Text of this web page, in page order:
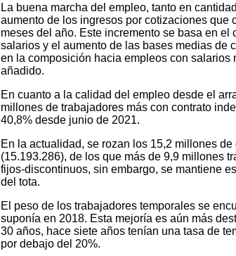
La buena marcha del empleo, tanto en
aumento de los ingresos por cotizaciones que
meses del año. Este incremento se basa en
salarios y el aumento de las bases medias de
en la composición hacia empleos con salarios
añadido.
En cuanto a la calidad del empleo desde el
millones de trabajadores más con contrato
40,8% desde junio de 2021.
En la actualidad, se rozan los 15,2 millones
(15.193.286), de los que más de 9,9 millones
fijos-discontinuos, sin embargo, se mantiene
del tota.
El peso de los trabajadores temporales se
suponía en 2018. Esta mejoría es aún más
30 años, hace siete años tenían una tasa de
por debajo del 20%.